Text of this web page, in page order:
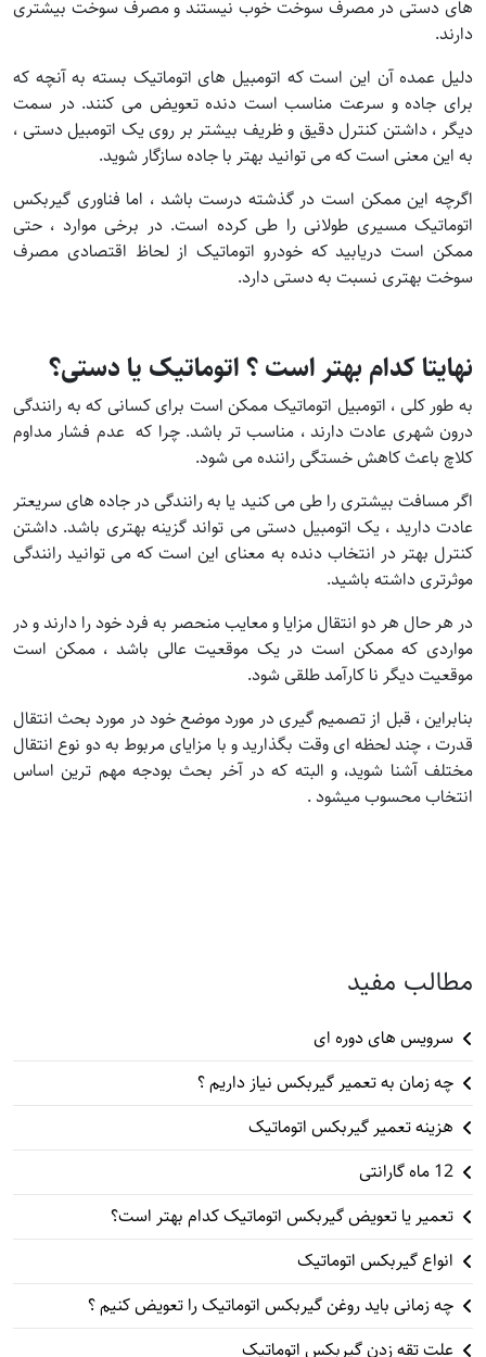
های دستی در مصرف سوخت خوب نیستند و مصرف سوخت بیشتری
دارند.
دلیل عمده آن این است که اتومبیل های اتوماتیک بسته به آنچه که
برای جاده و سرعت مناسب است دنده تعویض می کنند. در سمت
دیگر ، داشتن کنترل دقیق و ظریف بیشتر بر روی یک اتومبیل دستی ،
به این معنی است که می توانید بهتر با جاده سازگار شوید.
اگرچه این ممکن است در گذشته درست باشد ، اما فناوری گیربکس
اتوماتیک مسیری طولانی را طی کرده است. در برخی موارد ، حتی
ممکن است دریابید که خودرو اتوماتیک از لحاظ اقتصادی مصرف
سوخت بهتری نسبت به دستی دارد.
نهایتا کدام بهتر است ؟ اتوماتیک یا دستی؟
به طور کلی ، اتومبیل اتوماتیک ممکن است برای کسانی که به رانندگی
درون شهری عادت دارند ، مناسب تر باشد. چرا که عدم فشار مداوم
کلاچ باعث کاهش خستگی راننده می شود.
اگر مسافت بیشتری را طی می کنید یا به رانندگی در جاده های سریعتر
عادت دارید ، یک اتومبیل دستی می تواند گزینه بهتری باشد. داشتن
کنترل بهتر در انتخاب دنده به معنای این است که می توانید رانندگی
موثرتری داشته باشید.
در هر حال هر دو انتقال مزایا و معایب منحصر به فرد خود را دارند و در
مواردی که ممکن است در یک موقعیت عالی باشد ، ممکن است
موقعیت دیگر نا کارآمد طلقی شود.
بنابراین ، قبل از تصمیم گیری در مورد موضع خود در مورد بحث انتقال
قدرت ، چند لحظه ای وقت بگذارید و با مزایای مربوط به دو نوع انتقال
مختلف آشنا شوید، و البته که در آخر بحث بودجه مهم ترین اساس
انتخاب محسوب میشود .
مطالب مفید
سرویس های دوره ای
چه زمان به تعمیر گیربکس نیاز داریم ؟
هزینه تعمیر گیربکس اتوماتیک
12 ماه گارانتی
تعمیر یا تعویض گیربکس اتوماتیک کدام بهتر است؟
انواع گیربکس اتوماتیک
چه زمانی باید روغن گیربکس اتوماتیک را تعویض کنیم ؟
علت تقه زدن گیربکس اتوماتیک